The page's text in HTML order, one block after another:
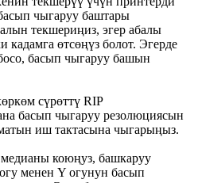
чыгаруу баштары
текшериңиз, эгер абалы
өтсөңүз болот. Эгерде
басып чыгаруу башын
сүрөттү RIP
басып чыгаруу резолюциясын
иш тактасына чыгарыңыз.
коюңуз, башкаруу
менен Y огунун басып